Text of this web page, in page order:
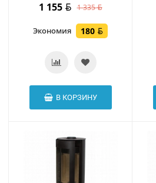
1 155 1 335
Экономия 180
В КОРЗИНУ